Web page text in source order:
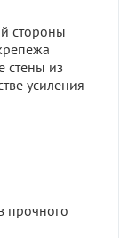
стороны
стены из
усиления
прочного